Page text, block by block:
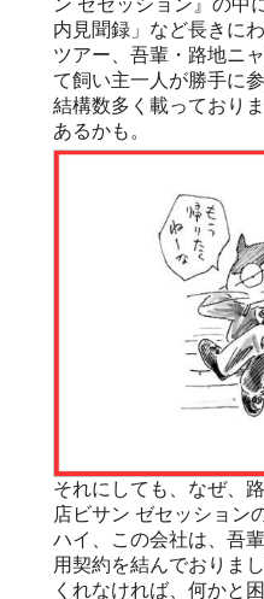
内見聞録」など長きに
ツアー、吾輩・路地ニ
て飼い主一人が勝手に
結構数多く載っており
あるかも。
それにしても、なぜ、
店ビサン ゼセッション
ハイ、この会社は、吾
用契約を結んでおりま
くれなければ、何かと